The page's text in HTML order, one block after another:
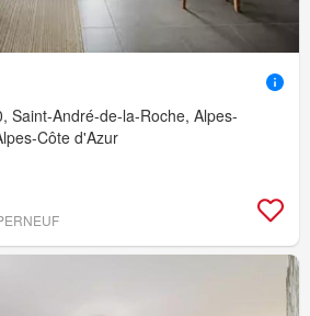
Saint-André-de-la-Roche, Alpes-
Côte d'Azur